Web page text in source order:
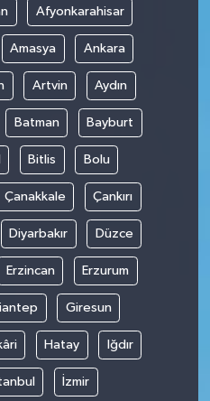
Afyonkarahisar
Amasya Ankara
Artvin Aydın
Batman Bayburt
Bitlis Bolu
Çanakkale Çankırı
Diyarbakır Düzce
Erzincan Erzurum
Giresun
Hatay Iğdır
İzmir